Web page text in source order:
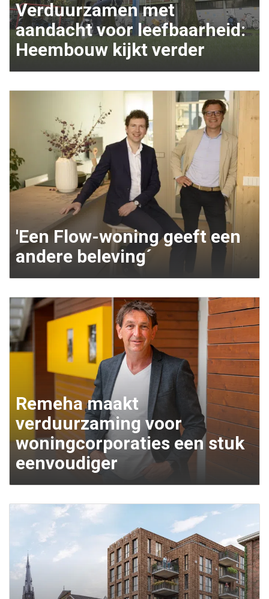
Verduurzamen met
aandacht voor leefbaarheid:
Heembouw kijkt verder
'Een Flow-woning geeft een
andere beleving´
Remeha maakt
verduurzaming voor
woningcorporaties een stuk
eenvoudiger